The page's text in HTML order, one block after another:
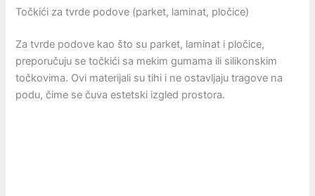
Točkići za tvrde podove (parket, laminat, pločice)
Za tvrde podove kao što su parket, laminat i pločice,
preporučuju se točkići sa mekim gumama ili silikonskim
točkovima. Ovi materijali su tihi i ne ostavljaju tragove na
podu, čime se čuva estetski izgled prostora.